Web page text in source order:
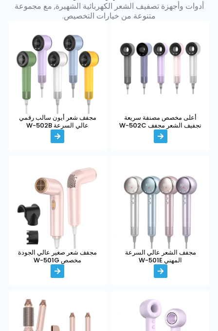
أدوات وأجهزة تصفيف الشعر الكهربائية الشهيرة, مع مجموعة
متنوعة من خيارات التخصيص.
أعلى مخصص مصنفة سريعة
تجفيف الشعر مجفف W-502C
مجفف شعر أيون سالب رقمي
عالي السرعة W-502B
مجفف الشعر عالي السرعة
المهني W-501E
مجفف شعر صغير عالي الجودة
مخصص W-501G